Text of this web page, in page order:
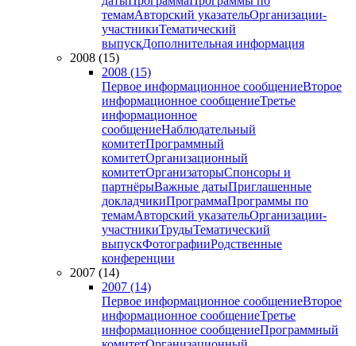
темамАвторский указательОрганизации-
участникиТематический
выпускДополнительная информация
2008 (15)
2008 (15)
Первое информационное сообщениеВторое
информационное сообщениеТретье
информационное
сообщениеНаблюдательный
комитетПрограммный
комитетОрганизационный
комитетОрганизаторыСпонсоры и
партнёрыВажные датыПриглашенные
докладчикиПрограммаПрограммы по
темамАвторский указательОрганизации-
участникиТрудыТематический
выпускФотографииРодственные
конференции
2007 (14)
2007 (14)
Первое информационное сообщениеВторое
информационное сообщениеТретье
информационное сообщениеПрограммный